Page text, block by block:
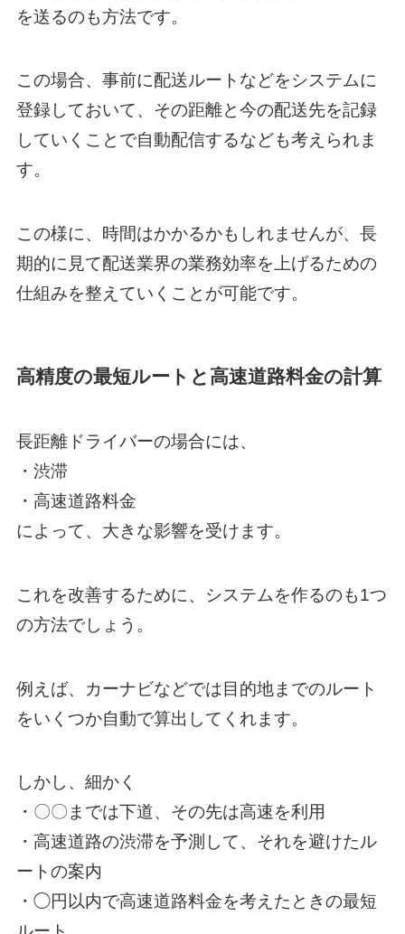
を送るのも方法です。
この場合、事前に配送ルートなどをシステムに
登録しておいて、その距離と今の配送先を記録
していくことで自動配信するなども考えられま
す。
この様に、時間はかかるかもしれませんが、長
期的に見て配送業界の業務効率を上げるための
仕組みを整えていくことが可能です。
高精度の最短ルートと高速道路料金の計算
長距離ドライバーの場合には、
・渋滞
・高速道路料金
によって、大きな影響を受けます。
これを改善するために、システムを作るのも1つ
の方法でしょう。
例えば、カーナビなどでは目的地までのルート
をいくつか自動で算出してくれます。
しかし、細かく
・〇〇までは下道、その先は高速を利用
・高速道路の渋滞を予測して、それを避けたル
ートの案内
・◯円以内で高速道路料金を考えたときの最短